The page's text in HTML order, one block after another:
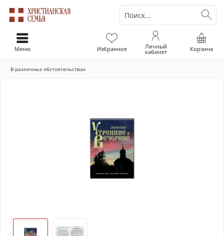
Корзина
Избранное Личный
кабинет
Меню
В различных обстоятельствах